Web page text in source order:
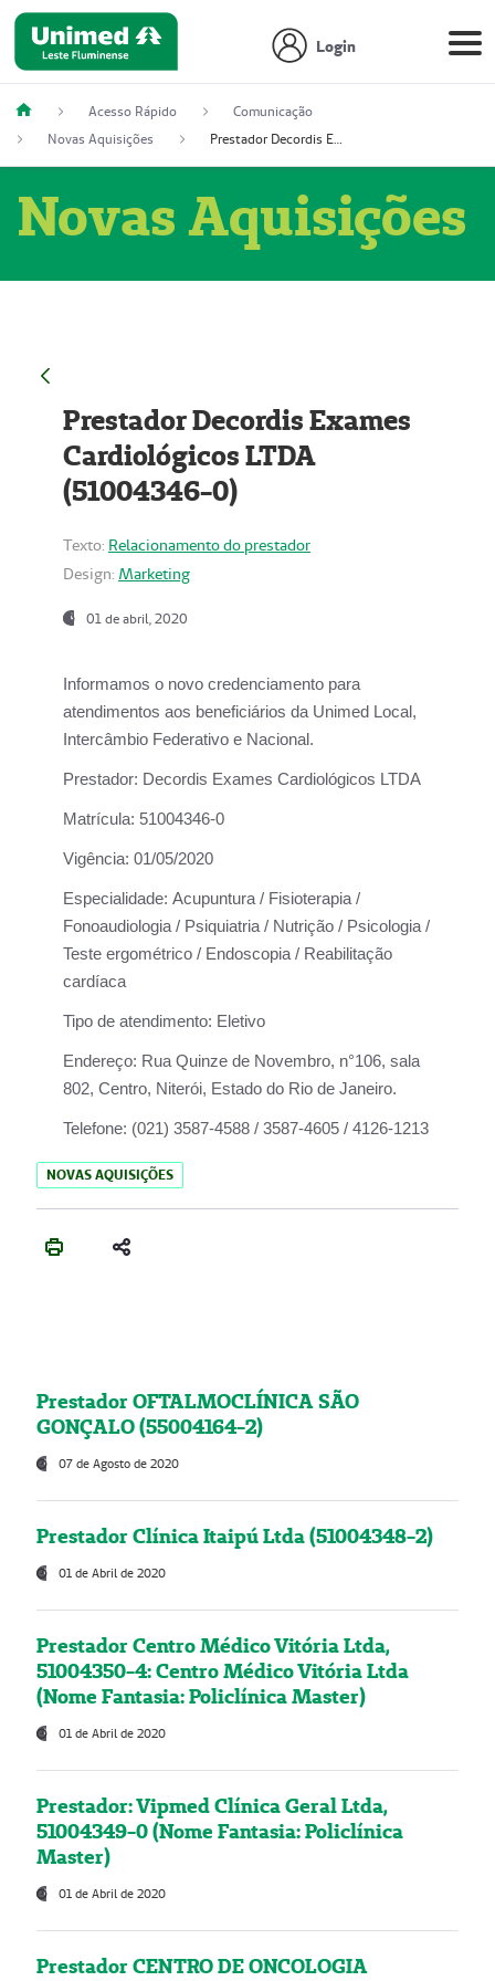
Login
Acesso Rápido
Comunicação
Novas Aquisições
Prestador Decordis Exames Cardiológicos LTDA (51004346-0)
Novas Aquisições
Prestador Decordis Exames
Cardiológicos LTDA
(51004346-0)
Texto: Relacionamento do prestador
Design: Marketing
01 de abril, 2020
Informamos o novo credenciamento para
atendimentos aos beneficiários da Unimed Local,
Intercâmbio Federativo e Nacional.
Prestador: Decordis Exames Cardiológicos LTDA
Matrícula: 51004346-0
Vigência: 01/05/2020
Especialidade: Acupuntura / Fisioterapia /
Fonoaudiologia / Psiquiatria / Nutrição / Psicologia /
Teste ergométrico / Endoscopia / Reabilitação
cardíaca
Tipo de atendimento: Eletivo
Endereço: Rua Quinze de Novembro, n°106, sala
802, Centro, Niterói, Estado do Rio de Janeiro.
Telefone: (021) 3587-4588 / 3587-4605 / 4126-1213
NOVAS AQUISIÇÕES
Prestador OFTALMOCLÍNICA SÃO
GONÇALO (55004164-2)
07 de Agosto de 2020
Prestador Clínica Itaipú Ltda (51004348-2)
01 de Abril de 2020
Prestador Centro Médico Vitória Ltda,
51004350-4: Centro Médico Vitória Ltda
(Nome Fantasia: Policlínica Master)
01 de Abril de 2020
Prestador: Vipmed Clínica Geral Ltda,
51004349-0 (Nome Fantasia: Policlínica
Master)
01 de Abril de 2020
Prestador CENTRO DE ONCOLOGIA